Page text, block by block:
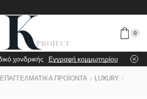
0
χονδρικής Εγγραφή κομμωτηρίου
ΕΠΑΓΓΕΛΜΑΤΙΚΑ ΠΡΟΪΟΝΤΑ
LUXURY